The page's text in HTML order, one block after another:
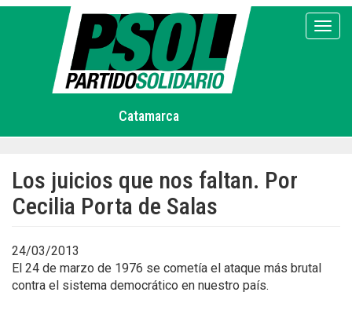
Pasar
Catamarca
Los juicios que nos faltan. Por
Cecilia Porta de Salas
24/03/2013
El 24 de marzo de 1976 se cometía el ataque más brutal
contra el sistema democrático en nuestro país.